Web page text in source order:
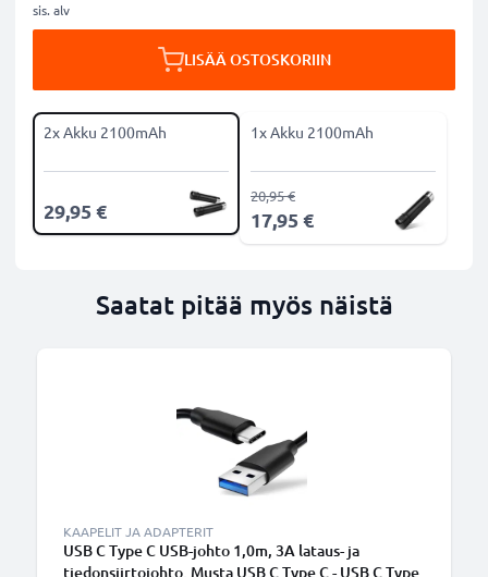
sis. alv
LISÄÄ OSTOSKORIIN
2x Akku 2100mAh
29,95 €
1x Akku 2100mAh
17,95 €
20,95 €
Saatat pitää myös näistä
KAAPELIT JA ADAPTERIT
USB C Type C USB-johto 1,0m, 3A lataus- ja
tiedonsiirtojohto. Musta USB C Type C - USB C Type